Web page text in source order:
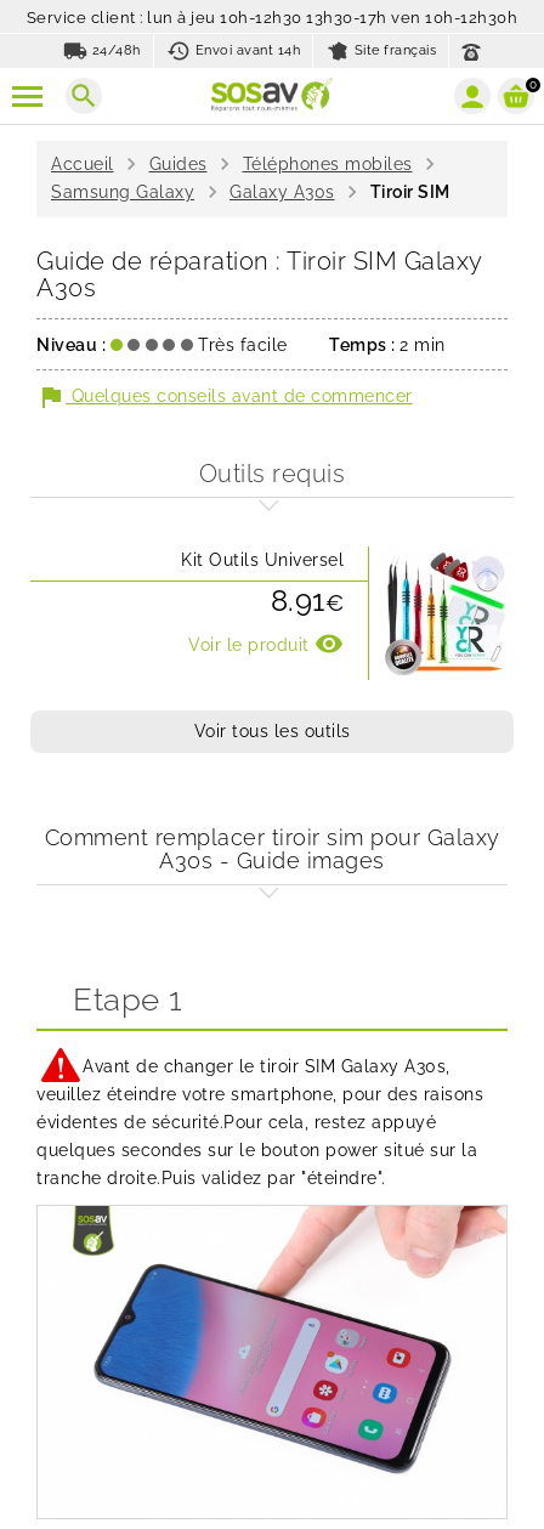
Service client : lun à jeu 10h-12h30 13h30-17h ven 10h-12h30h
local_shipping 24/48h history_toggle_off
Envoi avant 14h Site français
search 0
Accueil chevron_right Guides chevron_right Téléphones mobiles chevron_right
Samsung Galaxy chevron_right Galaxy A30s chevron_right Tiroir SIM
Guide de réparation : Tiroir SIM Galaxy
A30s
Niveau : Très facile Temps : 2 min
flag Quelques conseils avant de commencer
Outils requis
Kit Outils Universel
8.91€
Voir le produit visibility
Voir tous les outils
Comment remplacer tiroir sim pour Galaxy
A30s - Guide images
Etape 1
Avant de changer le tiroir SIM Galaxy A30s,
veuillez éteindre votre smartphone, pour des raisons
évidentes de sécurité.Pour cela, restez appuyé
quelques secondes sur le bouton power situé sur la
tranche droite.Puis validez par "éteindre".